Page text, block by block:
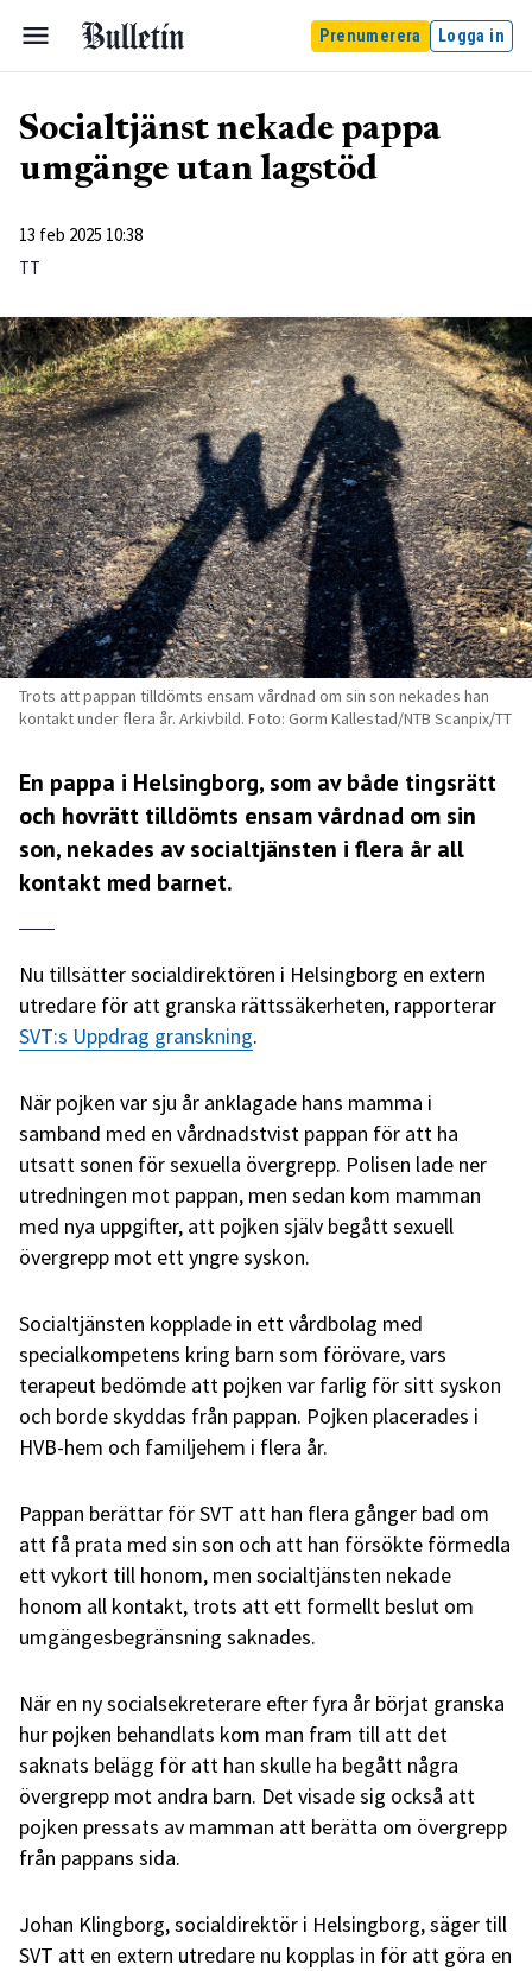
Prenumerera Logga in
Socialtjänst nekade pappa
umgänge utan lagstöd
13 feb 2025 10:38
TT
Trots att pappan tilldömts ensam vårdnad om sin son nekades han
kontakt under flera år. Arkivbild. Foto: Gorm Kallestad/NTB Scanpix/TT
En pappa i Helsingborg, som av både tingsrätt
och hovrätt tilldömts ensam vårdnad om sin
son, nekades av socialtjänsten i flera år all
kontakt med barnet.
Nu tillsätter socialdirektören i Helsingborg en extern
utredare för att granska rättssäkerheten, rapporterar
SVT:s Uppdrag granskning.
När pojken var sju år anklagade hans mamma i
samband med en vårdnadstvist pappan för att ha
utsatt sonen för sexuella övergrepp. Polisen lade ner
utredningen mot pappan, men sedan kom mamman
med nya uppgifter, att pojken själv begått sexuell
övergrepp mot ett yngre syskon.
Socialtjänsten kopplade in ett vårdbolag med
specialkompetens kring barn som förövare, vars
terapeut bedömde att pojken var farlig för sitt syskon
och borde skyddas från pappan. Pojken placerades i
HVB-hem och familjehem i flera år.
Pappan berättar för SVT att han flera gånger bad om
att få prata med sin son och att han försökte förmedla
ett vykort till honom, men socialtjänsten nekade
honom all kontakt, trots att ett formellt beslut om
umgängesbegränsning saknades.
När en ny socialsekreterare efter fyra år börjat granska
hur pojken behandlats kom man fram till att det
saknats belägg för att han skulle ha begått några
övergrepp mot andra barn. Det visade sig också att
pojken pressats av mamman att berätta om övergrepp
från pappans sida.
Johan Klingborg, socialdirektör i Helsingborg, säger till
SVT att en extern utredare nu kopplas in för att göra en